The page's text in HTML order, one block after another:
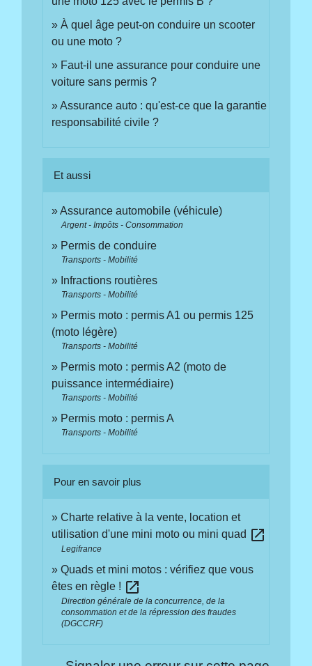
À quel âge peut-on conduire un scooter
ou une moto ?
Faut-il une assurance pour conduire une
voiture sans permis ?
Assurance auto : qu'est-ce que la garantie
responsabilité civile ?
Et aussi
Assurance automobile (véhicule)
Argent - Impôts - Consommation
Permis de conduire
Transports - Mobilité
Infractions routières
Transports - Mobilité
Permis moto : permis A1 ou permis 125
(moto légère)
Transports - Mobilité
Permis moto : permis A2 (moto de
puissance intermédiaire)
Transports - Mobilité
Permis moto : permis A
Transports - Mobilité
Pour en savoir plus
Charte relative à la vente, location et
utilisation d'une mini moto ou mini quad open_in_new
Legifrance
Quads et mini motos : vérifiez que vous
êtes en règle ! open_in_new
Direction générale de la concurrence, de la
consommation et de la répression des fraudes
(DGCCRF)